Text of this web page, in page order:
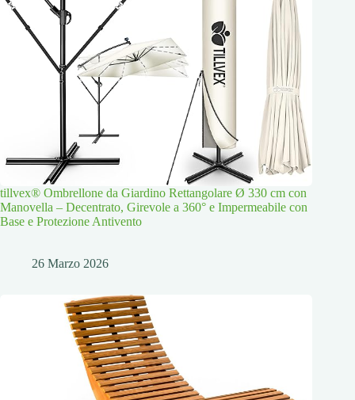
tillvex® Ombrellone da Giardino Rettangolare Ø 330 cm con
Manovella – Decentrato, Girevole a 360° e Impermeabile con
Base e Protezione Antivento
26 Marzo 2026